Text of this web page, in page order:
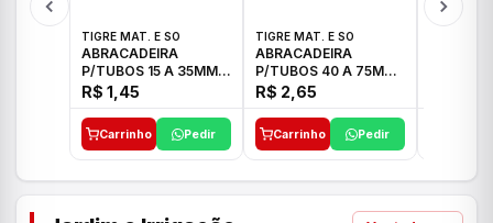
TIGRE MAT. E SO
ABRACADEIRA
P/TUBOS 15 A 35MM
TIGRE
R$ 1,45
Carrinho Pedir
TIGRE MAT. E SO
ABRACADEIRA
P/TUBOS 40 A 75MM
TIGRE
R$ 2,65
Carrinho Pedir